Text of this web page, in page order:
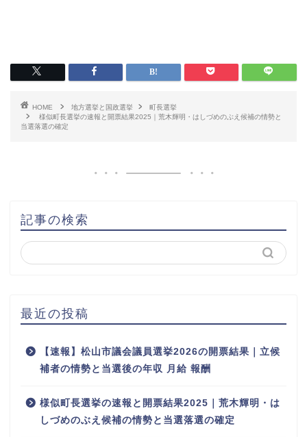
HOME 地方選挙と国政選挙
町長選挙
様似町長選挙の速報と開票結果2025｜荒木輝明・はしづめのぶえ候補の情勢と
当選落選の確定
記事の検索
最近の投稿
【速報】松山市議会議員選挙2026の開票結果｜立候
補者の情勢と当選後の年収 月給 報酬
様似町長選挙の速報と開票結果2025｜荒木輝明・は
しづめのぶえ候補の情勢と当選落選の確定